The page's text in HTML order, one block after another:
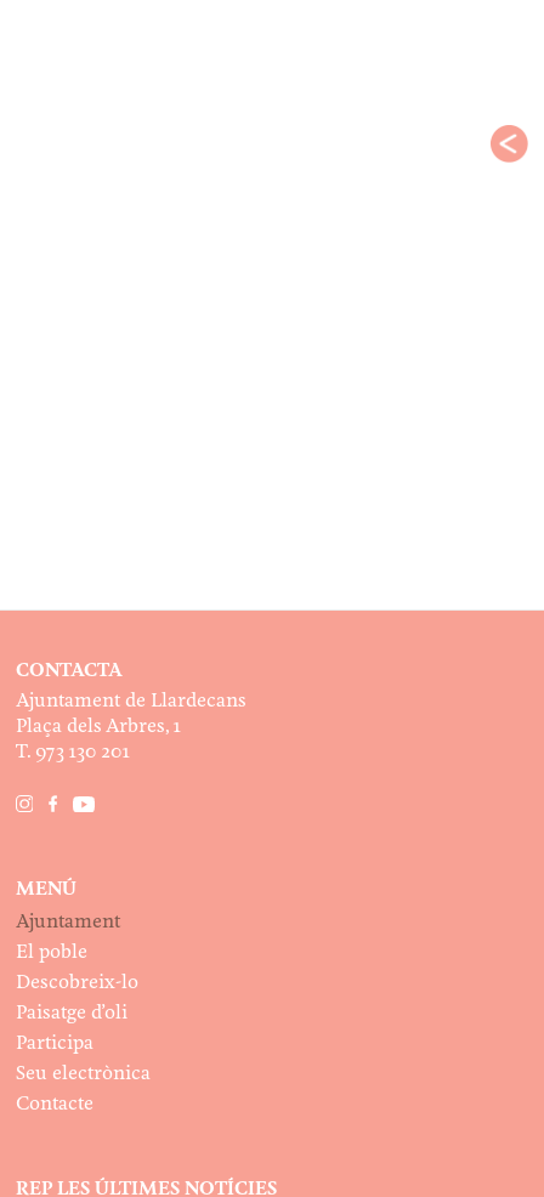
CONTACTA
Ajuntament de Llardecans
Plaça dels Arbres, 1
T. 973 130 201
MENÚ
Ajuntament
El poble
Descobreix-lo
Paisatge d’oli
Participa
Seu electrònica
Contacte
REP LES ÚLTIMES NOTÍCIES